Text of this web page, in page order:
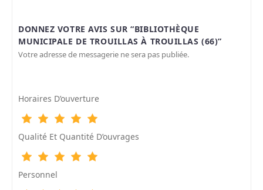
DONNEZ VOTRE AVIS SUR “BIBLIOTHÈQUE
MUNICIPALE DE TROUILLAS À TROUILLAS (66)”
Votre adresse de messagerie ne sera pas publiée.
Horaires D’ouverture
Qualité Et Quantité D’ouvrages
Personnel